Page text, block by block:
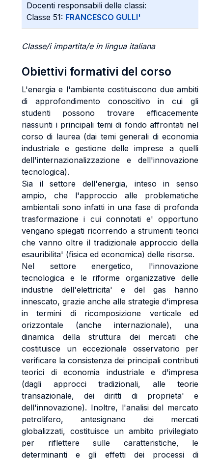
Docenti responsabili delle classi:
Classe 51: FRANCESCO GULLI'
Classe/i impartita/e in lingua italiana
Obiettivi formativi del corso
L'energia e l'ambiente costituiscono due ambiti
di approfondimento conoscitivo in cui gli
studenti possono trovare efficacemente
riassunti i principali temi di fondo affrontati nel
corso di laurea (dai temi generali di economia
industriale e gestione delle imprese a quelli
dell'internazionalizzazione e dell'innovazione
tecnologica).
Sia il settore dell'energia, inteso in senso
ampio, che l'approccio alle problematiche
ambientali sono infatti in una fase di profonda
trasformazione i cui connotati e' opportuno
vengano spiegati ricorrendo a strumenti teorici
che vanno oltre il tradizionale approccio della
esauribilita' (fisica ed economica) delle risorse.
Nel settore energetico, l'innovazione
tecnologica e le riforme organizzative delle
industrie dell'elettricita' e del gas hanno
innescato, grazie anche alle strategie d'impresa
in termini di ricomposizione verticale ed
orizzontale (anche internazionale), una
dinamica della struttura dei mercati che
costituisce un eccezionale osservatorio per
verificare la consistenza dei principali contributi
teorici di economia industriale e d'impresa
(dagli approcci tradizionali, alle teorie
transazionale, dei diritti di proprieta' e
dell'innovazione). Inoltre, l'analisi del mercato
petrolifero, antesignano dei mercati
globalizzati, costituisce un ambito privilegiato
per riflettere sulle caratteristiche, le
determinanti e gli effetti dei processi di